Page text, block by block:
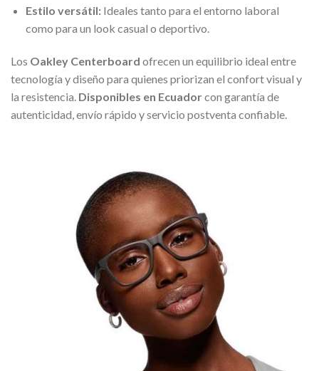
Estilo versátil:Ideales tanto para el entorno laboral
como para un look casual o deportivo.
Los Oakley Centerboard ofrecen un equilibrio ideal entre
tecnología y diseño para quienes priorizan el confort visual y
la resistencia. Disponibles en Ecuadorcon garantía de
autenticidad, envío rápido y servicio postventa confiable.